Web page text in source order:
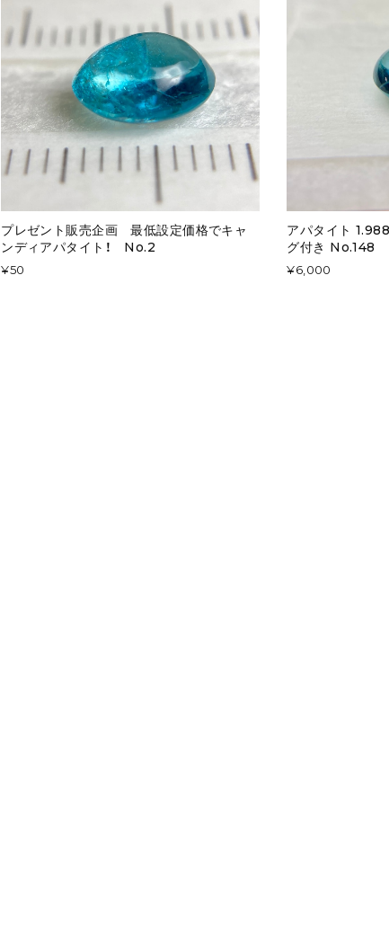
プレゼント販売企画 最低設定価格でキャ
ンディアパタイト！ No.2
¥50
アパタイト
グ付き No.148
¥6,000